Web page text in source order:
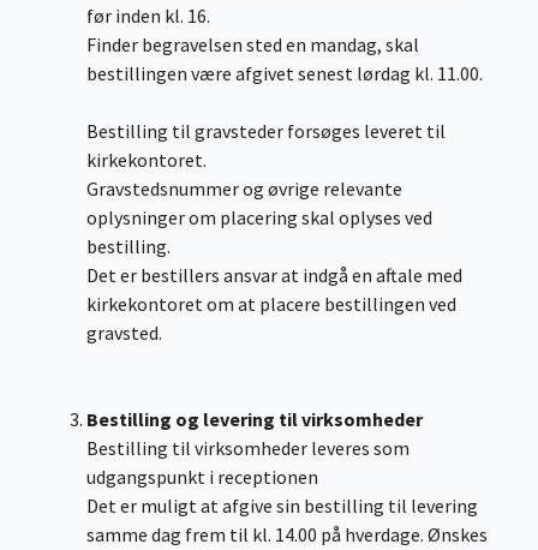
før inden kl. 16.
Finder begravelsen sted en mandag, skal
bestillingen være afgivet senest lørdag kl. 11.00.
Bestilling til gravsteder forsøges leveret til
kirkekontoret.
Gravstedsnummer og øvrige relevante
oplysninger om placering skal oplyses ved
bestilling.
Det er bestillers ansvar at indgå en aftale med
kirkekontoret om at placere bestillingen ved
gravsted.
Bestilling og levering til virksomheder
Bestilling til virksomheder leveres som
udgangspunkt i receptionen
Det er muligt at afgive sin bestilling til levering
samme dag frem til kl. 14.00 på hverdage. Ønskes